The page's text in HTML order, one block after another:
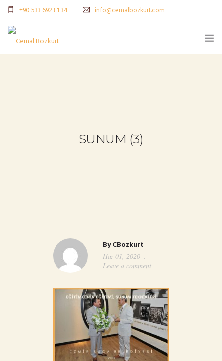
+90 533 692 81 34 info@cemalbozkurt.com
SUNUM (3)
ByCBozkurt
Haz 01, 2020
Leave a comment